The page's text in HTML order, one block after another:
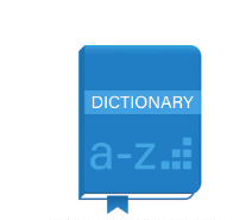
содержимому